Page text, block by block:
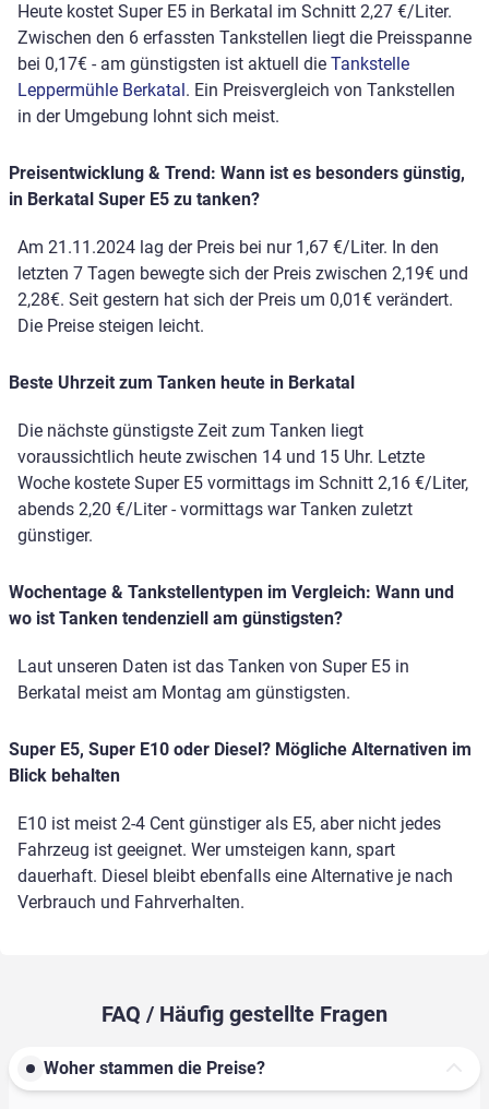
Heute kostet Super E5 in Berkatal im Schnitt 2,27 €/Liter.
Zwischen den 6 erfassten Tankstellen liegt die Preisspanne
bei 0,17€ - am günstigsten ist aktuell die Tankstelle
Leppermühle Berkatal . Ein Preisvergleich von Tankstellen
in der Umgebung lohnt sich meist.
Preisentwicklung & Trend: Wann ist es besonders günstig,
in Berkatal Super E5 zu tanken?
Am 21.11.2024 lag der Preis bei nur 1,67 €/Liter. In den
letzten 7 Tagen bewegte sich der Preis zwischen 2,19€ und
2,28€. Seit gestern hat sich der Preis um 0,01€ verändert.
Die Preise steigen leicht.
Beste Uhrzeit zum Tanken heute in Berkatal
Die nächste günstigste Zeit zum Tanken liegt
voraussichtlich heute zwischen 14 und 15 Uhr. Letzte
Woche kostete Super E5 vormittags im Schnitt 2,16 €/Liter,
abends 2,20 €/Liter - vormittags war Tanken zuletzt
günstiger.
Wochentage & Tankstellentypen im Vergleich: Wann und
wo ist Tanken tendenziell am günstigsten?
Laut unseren Daten ist das Tanken von Super E5 in
Berkatal meist am Montag am günstigsten.
Super E5, Super E10 oder Diesel? Mögliche Alternativen im
Blick behalten
E10 ist meist 2-4 Cent günstiger als E5, aber nicht jedes
Fahrzeug ist geeignet. Wer umsteigen kann, spart
dauerhaft. Diesel bleibt ebenfalls eine Alternative je nach
Verbrauch und Fahrverhalten.
FAQ / Häufig gestellte Fragen
Woher stammen die Preise?